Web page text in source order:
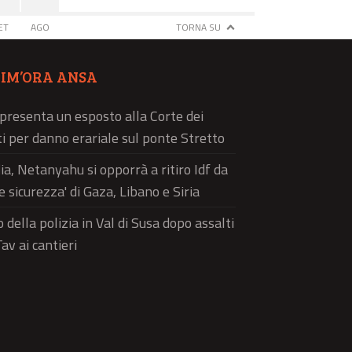
AGO TORNA SU
ANSA
un esposto alla Corte dei
per danno erariale sul ponte Stretto
Netanyahu si opporrà a ritiro Idf da
sicurezza' di Gaza, Libano e Siria
della polizia in Val di Susa dopo assalti
ai cantieri